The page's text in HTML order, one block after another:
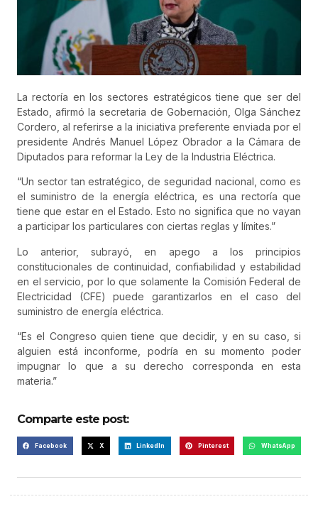
La rectoría en los sectores estratégicos tiene que ser del
Estado, afirmó la secretaria de Gobernación, Olga Sánchez
Cordero, al referirse a la iniciativa preferente enviada por el
presidente Andrés Manuel López Obrador a la Cámara de
Diputados para reformar la Ley de la Industria Eléctrica.
“Un sector tan estratégico, de seguridad nacional, como es
el suministro de la energía eléctrica, es una rectoría que
tiene que estar en el Estado. Esto no significa que no vayan
a participar los particulares con ciertas reglas y límites.”
Lo anterior, subrayó, en apego a los principios
constitucionales de continuidad, confiabilidad y estabilidad
en el servicio, por lo que solamente la Comisión Federal de
Electricidad (CFE) puede garantizarlos en el caso del
suministro de energía eléctrica.
“Es el Congreso quien tiene que decidir, y en su caso, si
alguien está inconforme, podría en su momento poder
impugnar lo que a su derecho corresponda en esta
materia.”
Comparte este post:
Facebook X LinkedIn Pinterest WhatsApp